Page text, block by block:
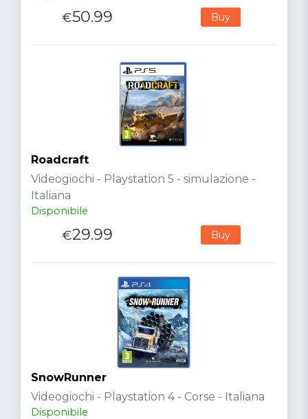
€50.99 Buy
Roadcraft
Videogiochi - Playstation 5 - simulazione -
Italiana
Disponibile
€29.99 Buy
SnowRunner
Videogiochi - Playstation 4 - Corse - Italiana
Disponibile